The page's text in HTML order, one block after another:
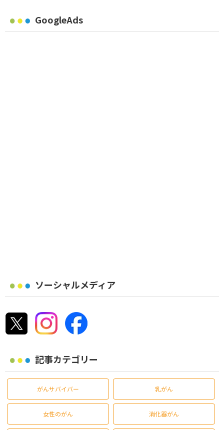
GoogleAds
ソーシャルメディア
記事カテゴリー
がんサバイバー 乳がん
女性のがん 消化器がん